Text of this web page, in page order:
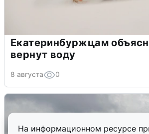
На информационном ресурсе
Екатеринбуржцам
вернут воду
8 августа 0